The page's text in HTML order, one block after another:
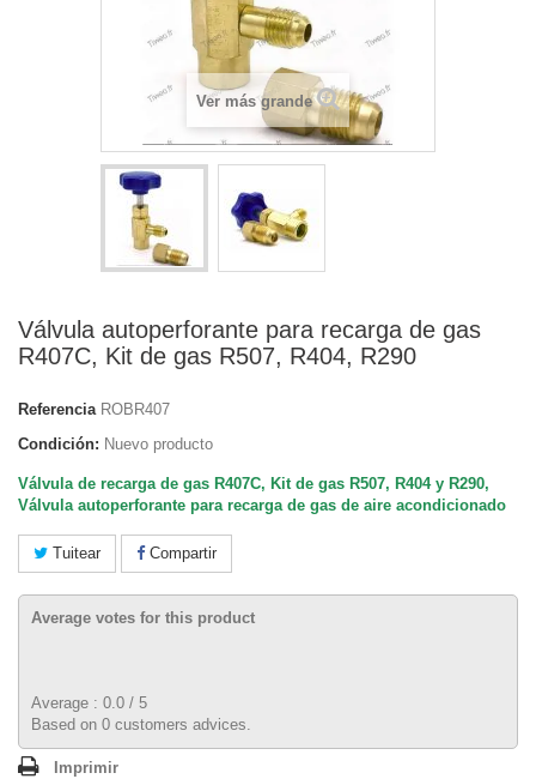
Ver más grande
Válvula autoperforante para recarga de gas
R407C, Kit de gas R507, R404, R290
Referencia ROBR407
Condición: Nuevo producto
Válvula de recarga de gas R407C, Kit de gas R507, R404 y R290,
Válvula autoperforante para recarga de gas de aire acondicionado
Tuitear Compartir
Average votes for this product
Average : 0.0 / 5
Based on 0 customers advices.
Imprimir